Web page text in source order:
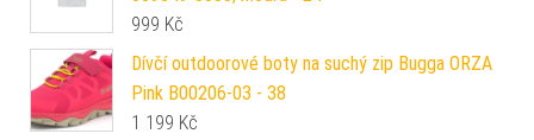
999 Kč
Dívčí outdoorové boty na suchý zip Bugga ORZA
Pink B00206-03 - 38
1 199 Kč